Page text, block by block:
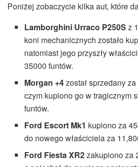
Poniżej zobaczycie kilka aut, które
Lamborghini Urraco P250S z
koni mechanicznych zostało
natomiast jego przyszły
35000 funtów.
Morgan +4został sprzedany
czym kupiono go w tragicznym
funtów.
Ford Escort Mk1 kupiono za
do nowego właściciela za
Ford Fiesta XR2zakupiono za